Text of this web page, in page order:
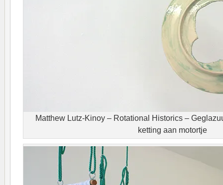
Matthew Lutz-Kinoy – Rotational Historics –
ketting aan motortje